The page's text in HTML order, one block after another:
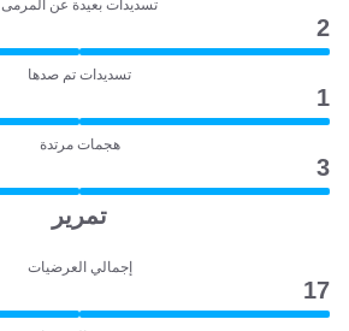
تسديدات بعيدة عن المرمى
2
تسديدات تم صدها
1
هجمات مرتدة
3
تمرير
إجمالي العرضيات
17